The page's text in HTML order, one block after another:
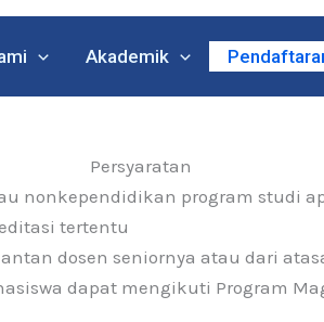
Akademik
Persyaratan
nonkependidikan program studi
tertentu
dosen seniornya atau dari
dapat mengikuti Program